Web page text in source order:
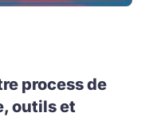
process de
outils et